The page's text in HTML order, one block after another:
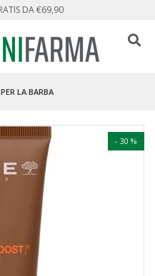
DA €69,90
LA BARBA
- 30 %